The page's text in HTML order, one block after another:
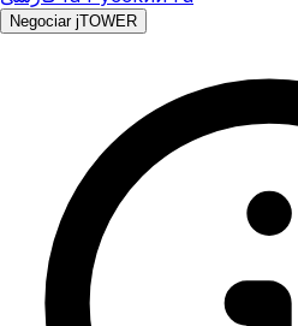
Negociar jTOWER